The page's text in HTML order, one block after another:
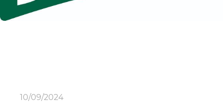
10/09/2024